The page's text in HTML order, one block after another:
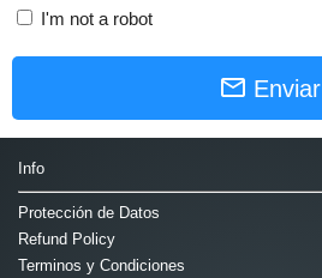
I'm not a robot
Enviar
Info
Protección de Datos
Refund Policy
Terminos y Condiciones